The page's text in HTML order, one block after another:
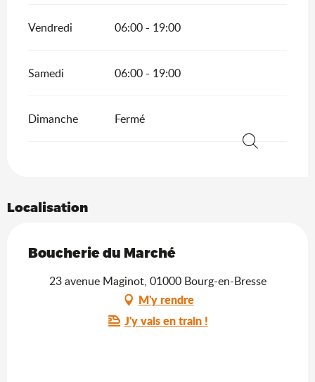
Vendredi 06:00 - 19:00
Samedi 06:00 - 19:00
Dimanche Fermé
Localisation
Boucherie du Marché
23 avenue Maginot, 01000 Bourg-en-Bresse
M'y rendre
J'y vais en train !